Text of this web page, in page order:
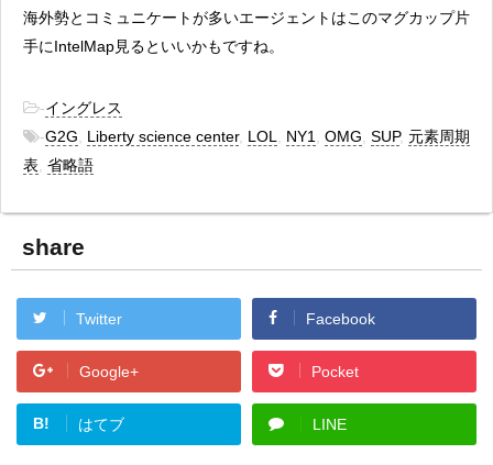
海外勢とコミュニケートが多いエージェントはこのマグカップ片
手にIntelMap見るといいかもですね。
-イングレス
-G2G Liberty science center, LOL NY1 OMG SUP, 元素周期
表 省略語
share
Twitter Facebook
Google+ Pocket
B! はてブ LINE